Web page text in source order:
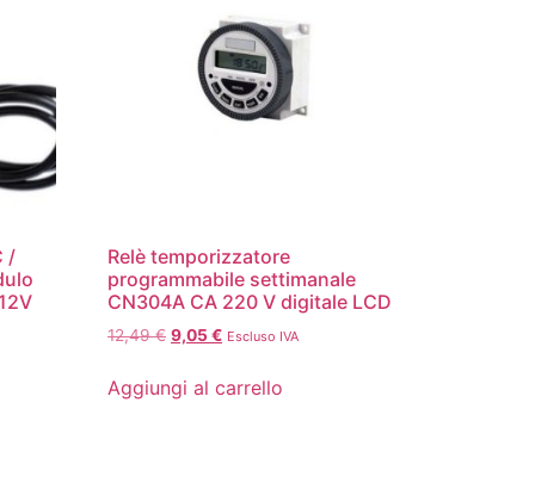
/
Relè temporizzatore
programmabile settimanale
CN304A CA 220 V digitale LCD
12,49€ 9,05€ Escluso IVA
Aggiungi al carrello